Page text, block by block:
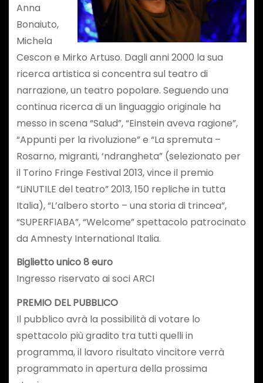
Anna
Bonaiuto,
Michela
Cescon e Mirko Artuso. Dagli anni 2000 la sua
ricerca artistica si concentra sul teatro di
narrazione, un teatro popolare. Seguendo una
continua ricerca di un linguaggio originale ha
messo in scena “Salud”, “Einstein aveva ragione”,
“Appunti per la rivoluzione” e “La spremuta –
Rosarno, migranti, ‘ndrangheta” (selezionato per
il Torino Fringe Festival 2013, vince il premio
“LiNUTILE del teatro” 2013, 150 repliche in tutta
Italia), “L’albero storto – una storia di trincea”,
“SUPERFIABA”, “Welcome” spettacolo patrocinato
da Amnesty International Italia.
Biglietto unico 8 euro
Ingresso riservato ai soci ARCI
PREMIO DEL PUBBLICO
Il pubblico avrà la possibilità di votare lo
spettacolo più gradito tra tutti quelli in
programma, il lavoro risultato vincitore verrà
programmato in apertura della prossima